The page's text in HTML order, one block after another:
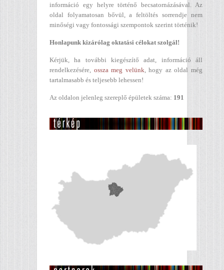
információ egy helyre történő becsatornázásával. Az
oldal folyamatosan bővül, a feltöltés sorrendje nem
minőségi vagy fontossági szempontok szerint történik!
Honlapunk kizárólag oktatási célokat szolgál!
Kérjük, ha további kiegészítő adat, információ áll
rendelkezésére, ossza meg velünk , hogy az oldal még
tartalmasabb és teljesebb lehessen!
Az oldalon jelenleg szereplő épületek száma: 191